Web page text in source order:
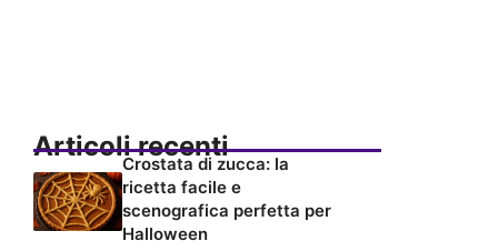
Articoli recenti
Crostata di zucca: la
ricetta facile e
scenografica perfetta per
Halloween